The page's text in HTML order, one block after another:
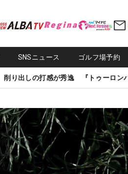
SNSニュース ゴルフ場予約
削り出しの打感が秀逸 『トゥーロン